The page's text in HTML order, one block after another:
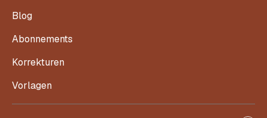
Blog
Abonnements
Korrekturen
Vorlagen